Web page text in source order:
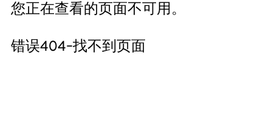
您正在查看的页面不可用。
错误404-找不到页面